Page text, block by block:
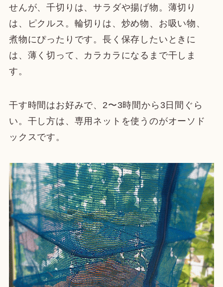
せんが、千切りは、サラダや揚げ物。薄切り
は、ピクルス。輪切りは、炒め物、お吸い物、
煮物にぴったりです。長く保存したいときに
は、薄く切って、カラカラになるまで干しま
す。
干す時間はお好みで、2〜3時間から3日間ぐら
い。干し方は、専用ネットを使うのがオーソド
ックスです。